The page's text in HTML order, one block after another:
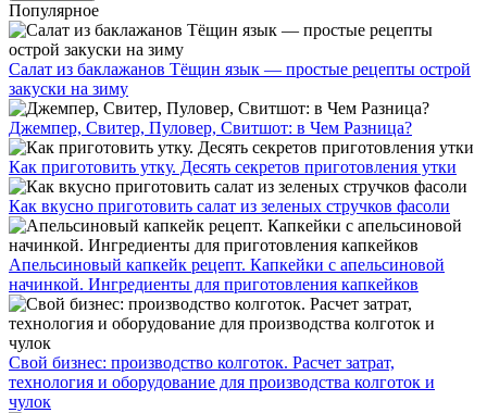
Популярное
Салат из баклажанов Тёщин язык — простые рецепты острой
закуски на зиму
Джемпер, Свитер, Пуловер, Свитшот: в Чем Разница?
Как приготовить утку. Десять секретов приготовления утки
Как вкусно приготовить салат из зеленых стручков фасоли
Апельсиновый капкейк рецепт. Капкейки с апельсиновой
начинкой. Ингредиенты для приготовления капкейков
Свой бизнес: производство колготок. Расчет затрат,
технология и оборудование для производства колготок и
чулок